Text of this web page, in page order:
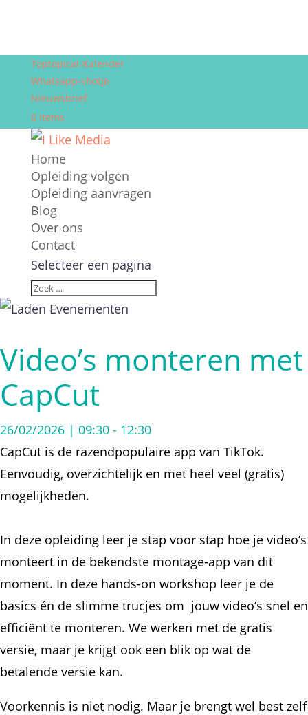
Toptopical-Kalender
Whatsapp-shotje
Nieuwsbrief
0 items
Home
Opleiding volgen
Opleiding aanvragen
Blog
Over ons
Contact
Selecteer een pagina
Video’s monteren met
CapCut
26/02/2026 | 09:30 - 12:30
CapCut is de razendpopulaire app van TikTok.
Eenvoudig, overzichtelijk en met heel veel (gratis)
mogelijkheden.
In deze opleiding leer je stap voor stap hoe je video’s
monteert in de bekendste montage-app van dit
moment. In deze hands-on workshop leer je de
basics én de slimme trucjes om jouw video’s snel en
efficiënt te monteren. We werken met de gratis
versie, maar je krijgt ook een blik op wat de
betalende versie kan.
Voorkennis is niet nodig. Maar je brengt wel best zelf